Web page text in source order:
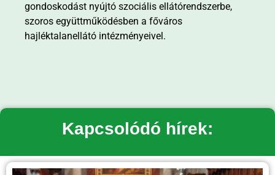
gondoskodást nyújtó szociális ellátórendszerbe,
szoros együttműködésben a főváros
hajléktalanellátó intézményeivel.
Kapcsolódó hírek: